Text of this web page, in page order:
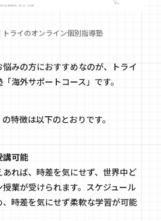
ライのオンライン個別指導塾
みの方におすすめなのが、トライ
海外サポートコース」です。
特徴は以下のとおりです。
可能
れば、時差を気にせず、世界中ど
業が受けられます。スケジュール
時差を気にせず柔軟な学習が可能